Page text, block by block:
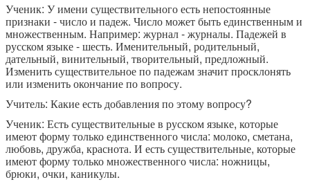
Ученик: У имени существительного есть непостоянные
признаки - число и падеж. Число может быть единственным и
множественным. Например: журнал - журналы. Падежей в
русском языке - шесть. Именительный, родительный,
дательный, винительный, творительный, предложный.
Изменить существительное по падежам значит просклонять
или изменить окончание по вопросу.
Учитель: Какие есть добавления по этому вопросу?
Ученик: Есть существительные в русском языке, которые
имеют форму только единственного числа: молоко, сметана,
любовь, дружба, краснота. И есть существительные, которые
имеют форму только множественного числа: ножницы,
брюки, очки, каникулы.